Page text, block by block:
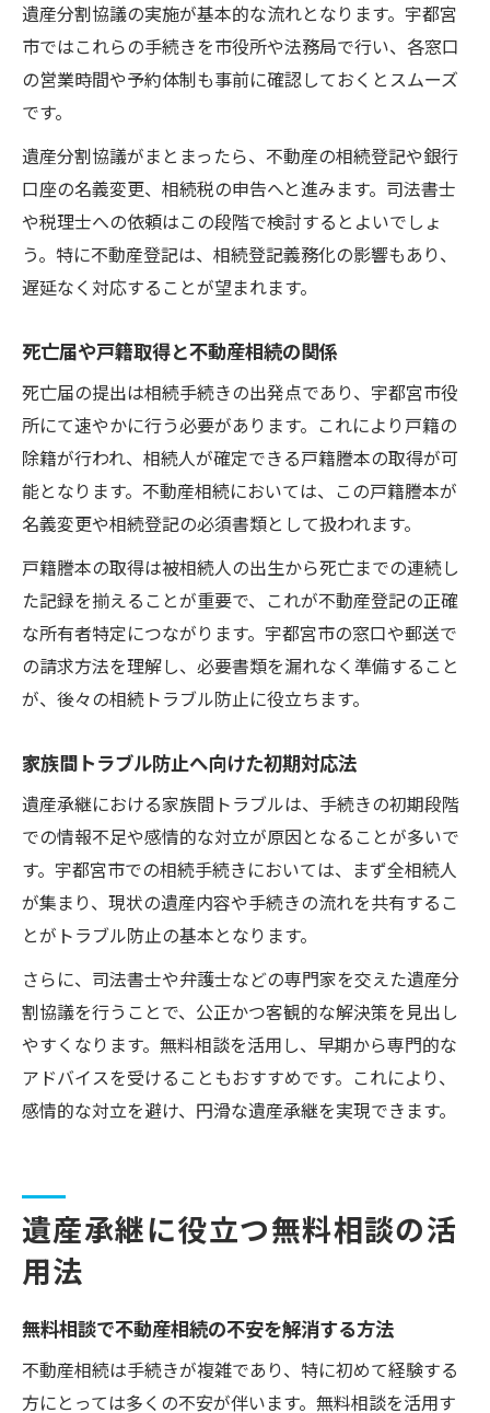
家族間トラブル防止に役立つ第三者利用法
遺産分割協議書作成時のポイントと注意点
合意形成を支える専門家相談の有効活用法
遺産分割協議の実施が基本的な流れとなります。宇都宮
市ではこれらの手続きを市役所や法務局で行い、各窓口
の営業時間や予約体制も事前に確認しておくとスムーズ
です。
遺産分割協議がまとまったら、不動産の相続登記や銀行
口座の名義変更、相続税の申告へと進みます。司法書士
や税理士への依頼はこの段階で検討するとよいでしょ
う。特に不動産登記は、相続登記義務化の影響もあり、
遅延なく対応することが望まれます。
死亡届や戸籍取得と不動産相続の関係
死亡届の提出は相続手続きの出発点であり、宇都宮市役
所にて速やかに行う必要があります。これにより戸籍の
除籍が行われ、相続人が確定できる戸籍謄本の取得が可
能となります。不動産相続においては、この戸籍謄本が
名義変更や相続登記の必須書類として扱われます。
戸籍謄本の取得は被相続人の出生から死亡までの連続し
た記録を揃えることが重要で、これが不動産登記の正確
な所有者特定につながります。宇都宮市の窓口や郵送で
の請求方法を理解し、必要書類を漏れなく準備すること
が、後々の相続トラブル防止に役立ちます。
家族間トラブル防止へ向けた初期対応法
遺産承継における家族間トラブルは、手続きの初期段階
での情報不足や感情的な対立が原因となることが多いで
す。宇都宮市での相続手続きにおいては、まず全相続人
が集まり、現状の遺産内容や手続きの流れを共有するこ
とがトラブル防止の基本となります。
さらに、司法書士や弁護士などの専門家を交えた遺産分
割協議を行うことで、公正かつ客観的な解決策を見出し
やすくなります。無料相談を活用し、早期から専門的な
アドバイスを受けることもおすすめです。これにより、
感情的な対立を避け、円滑な遺産承継を実現できます。
遺産承継に役立つ無料相談の活
用法
無料相談で不動産相続の不安を解消する方法
不動産相続は手続きが複雑であり、特に初めて経験する
方にとっては多くの不安が伴います。無料相談を活用す